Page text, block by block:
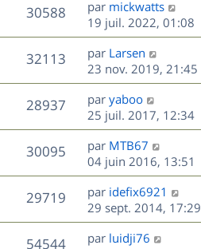
e
s
n
i
e
r
m
e
s
s
a
g
e
30588V
u
e
s
D
e
r
n
i
e
r
m
e
s
s
a
g
e
par mickwatts
19 juil. 2022, 01:08
32113V
u
D
e
r
n
i
e
r
m
e
s
s
a
g
par Larsen
23 nov. 2019, 21:45
28937V
u
s
D
e
r
n
i
e
r
m
e
s
par yaboo
25 juil. 2017, 12:34
30095V
u
D
e
r
n
i
e
r
par MTB67
04 juin 2016, 13:51
29719V
u
D
e
r
n
par idefix6921
29 sept. 2014, 17:29
54544V
D
par luidji76